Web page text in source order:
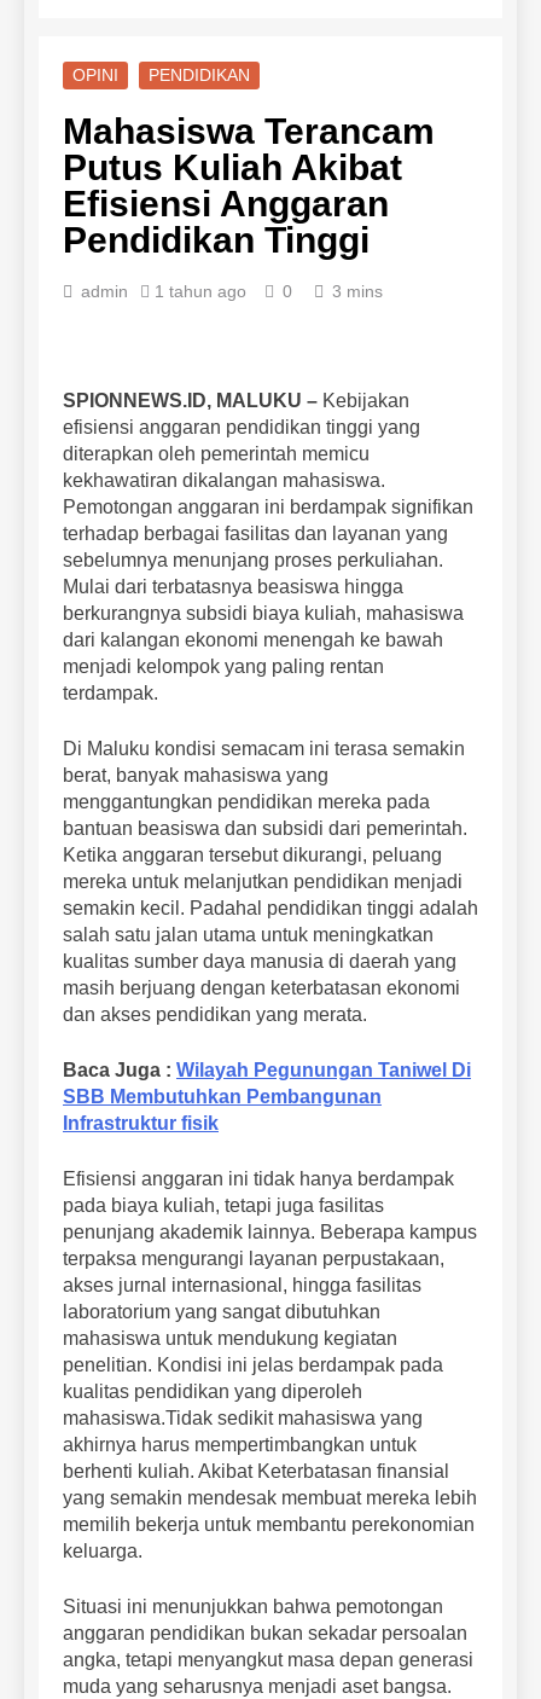
OPINI PENDIDIKAN
Mahasiswa Terancam
Putus Kuliah Akibat
Efisiensi Anggaran
Pendidikan Tinggi
admin 1 tahun ago 0 3 mins
SPIONNEWS.ID, MALUKU – Kebijakan
efisiensi anggaran pendidikan tinggi yang
diterapkan oleh pemerintah memicu
kekhawatiran dikalangan mahasiswa.
Pemotongan anggaran ini berdampak signifikan
terhadap berbagai fasilitas dan layanan yang
sebelumnya menunjang proses perkuliahan.
Mulai dari terbatasnya beasiswa hingga
berkurangnya subsidi biaya kuliah, mahasiswa
dari kalangan ekonomi menengah ke bawah
menjadi kelompok yang paling rentan
terdampak.
Di Maluku kondisi semacam ini terasa semakin
berat, banyak mahasiswa yang
menggantungkan pendidikan mereka pada
bantuan beasiswa dan subsidi dari pemerintah.
Ketika anggaran tersebut dikurangi, peluang
mereka untuk melanjutkan pendidikan menjadi
semakin kecil. Padahal pendidikan tinggi adalah
salah satu jalan utama untuk meningkatkan
kualitas sumber daya manusia di daerah yang
masih berjuang dengan keterbatasan ekonomi
dan akses pendidikan yang merata.
Baca Juga : Wilayah Pegunungan Taniwel Di
SBB Membutuhkan Pembangunan
Infrastruktur fisik
Efisiensi anggaran ini tidak hanya berdampak
pada biaya kuliah, tetapi juga fasilitas
penunjang akademik lainnya. Beberapa kampus
terpaksa mengurangi layanan perpustakaan,
akses jurnal internasional, hingga fasilitas
laboratorium yang sangat dibutuhkan
mahasiswa untuk mendukung kegiatan
penelitian. Kondisi ini jelas berdampak pada
kualitas pendidikan yang diperoleh
mahasiswa.Tidak sedikit mahasiswa yang
akhirnya harus mempertimbangkan untuk
berhenti kuliah. Akibat Keterbatasan finansial
yang semakin mendesak membuat mereka lebih
memilih bekerja untuk membantu perekonomian
keluarga.
Situasi ini menunjukkan bahwa pemotongan
anggaran pendidikan bukan sekadar persoalan
angka, tetapi menyangkut masa depan generasi
muda yang seharusnya menjadi aset bangsa.